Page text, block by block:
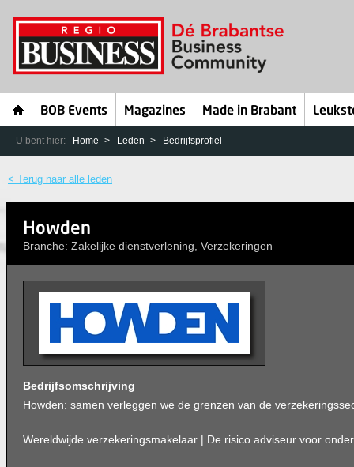
BOB Events Magazines Made in Brabant
U bent hier: Home Leden Bedrijfsprofiel
< Terug naar alle leden
Howden
Branche: Zakelijke dienstverlening, Verzekeringen
Bedrijfsomschrijving
Howden: samen verleggen we de grenzen van de
Wereldwijde verzekeringsmakelaar | De risico adviseur voor